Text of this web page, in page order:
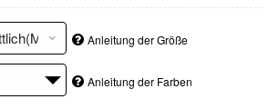
Anleitung der Größe
Anleitung der Farben